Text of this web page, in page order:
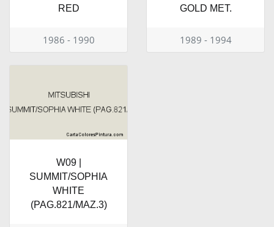
RED
1986 - 1990
GOLD MET.
1989 - 1994
W09 |
SUMMIT/SOPHIA
WHITE
(PAG.821/MAZ.3)